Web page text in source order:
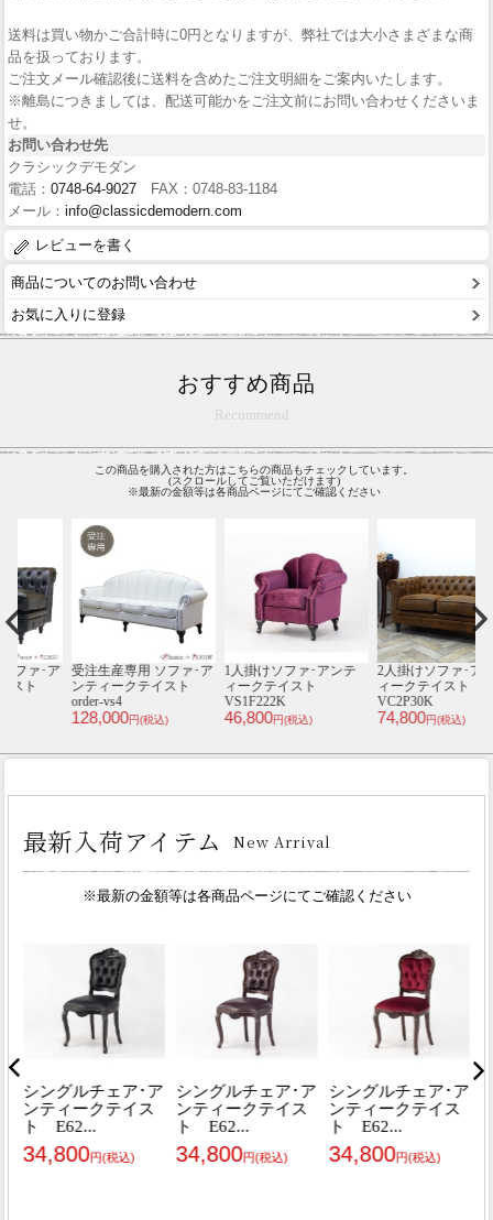
送料は買い物かご合計時に0円となりますが、弊社では大小さまざまな商
品を扱っております。
ご注文メール確認後に送料を含めたご注文明細をご案内いたします。
※離島につきましては、配送可能かをご注文前にお問い合わせくださいま
せ。
お問い合わせ先
クラシックデモダン
電話： 0748-64-9027 FAX：0748-83-1184
メール： info@classicdemodern.com
レビューを書く
商品についてのお問い合わせ
お気に入りに登録
おすすめ商品
Recommend
この商品を購入された方はこちらの商品もチェックしています。
(スクロールしてご覧いただけます)
※最新の金額等は各商品ページにてご確認ください
受注生産専用 ソファ･ア
ンティークテイスト
order-vs4
128,000円(税込)
1人掛けソファ･アンテ
ィークテイスト
VS1F222K
円(税込)
2人掛けソファ･アンテ
ィークテイスト
VC2P30K
円(税込)